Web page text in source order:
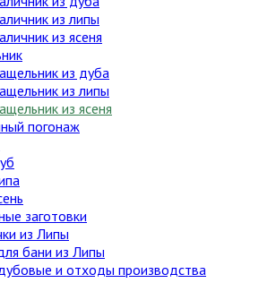
из липы
из ясеня
из дуба
из липы
из ясеня
погонаж
заготовки
из Липы
бани из Липы
и отходы производства